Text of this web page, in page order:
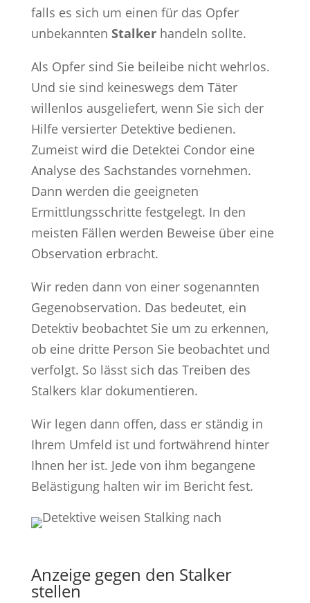
falls es sich um einen für das Opfer
unbekannten Stalker handeln sollte.
Als Opfer sind Sie beileibe nicht wehrlos.
Und sie sind keineswegs dem Täter
willenlos ausgeliefert, wenn Sie sich der
Hilfe versierter Detektive bedienen.
Zumeist wird die Detektei Condor eine
Analyse des Sachstandes vornehmen.
Dann werden die geeigneten
Ermittlungsschritte festgelegt. In den
meisten Fällen werden Beweise über eine
Observation erbracht.
Wir reden dann von einer sogenannten
Gegenobservation. Das bedeutet, ein
Detektiv beobachtet Sie um zu erkennen,
ob eine dritte Person Sie beobachtet und
verfolgt. So lässt sich das Treiben des
Stalkers klar dokumentieren.
Wir legen dann offen, dass er ständig in
Ihrem Umfeld ist und fortwährend hinter
Ihnen her ist. Jede von ihm begangene
Belästigung halten wir im Bericht fest.
Anzeige gegen den Stalker
stellen